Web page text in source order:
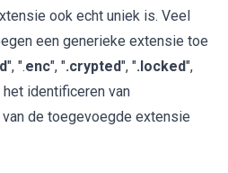
ook echt uniek is. Veel
een generieke extensie toe
", ".enc", ".crypted", ".locked",
identificeren van
de toegevoegde extensie